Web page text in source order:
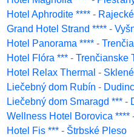
Hotel Aphrodite **** -
Grand Hotel Strand **** -
Hotel Panorama **** -
Hotel Flóra *** - Trenčianske
Hotel Relax Thermal -
Liečebný dom Rubín -
Liečebný dom Smaragd *** -
Wellness Hotel Borovica ****
Hotel Fis *** - Štrbské Pleso